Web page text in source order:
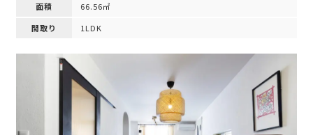
面積
66.56㎡
間取り
1LDK